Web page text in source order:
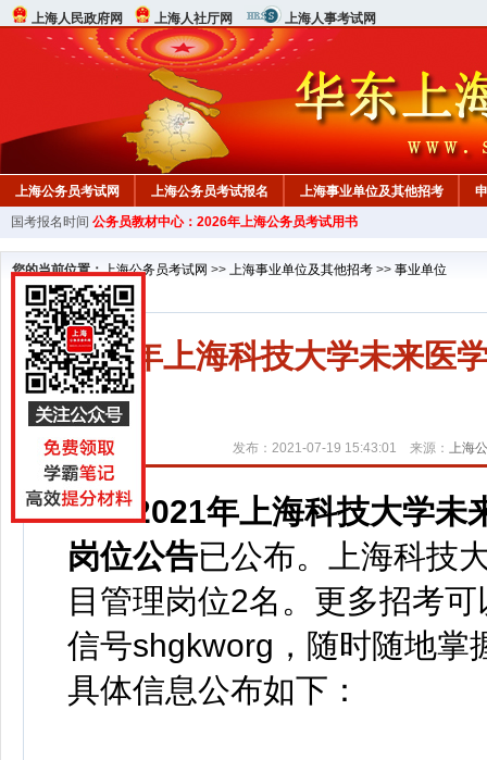
上海人民政府网 上海人社厅网 上海人事考试网
上海公务员考试网 上海公务员考试报名 上海事业单位及其他招考
行测真题 在线咨询 教材中心
国考报名时间 公务员教材中心：2026年上海公务员考试用书
您的当前位置：上海公务员考试网 >> 上海事业单位及其他招考 >> 事业单位
2021年上海科技大学未来医
发布：2021-07-19 15:43:01 来源： 上海
2021年上海科技大学未来
岗位公告已公布。
上海科技
目管理岗位2名。更多招考
信号shgkworg， 随时随地掌
具体信息公布如下：